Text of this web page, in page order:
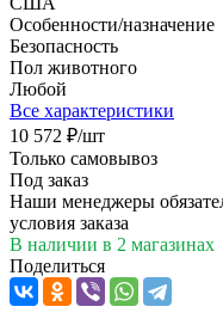
Особенности/назначение
Безопасность
Пол животного
Любой
Все характеристики
10 572 ₽/шт
Только самовывоз
Под заказ
Наши менеджеры
условия заказа
В наличии в 2 магазинах
Поделиться